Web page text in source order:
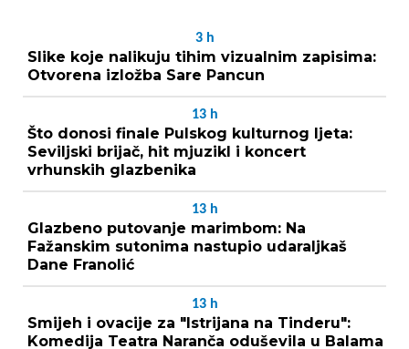
3 h
Slike koje nalikuju tihim vizualnim zapisima:
Otvorena izložba Sare Pancun
13 h
Što donosi finale Pulskog kulturnog ljeta:
Seviljski brijač, hit mjuzikl i koncert
vrhunskih glazbenika
13 h
Glazbeno putovanje marimbom: Na
Fažanskim sutonima nastupio udaraljkaš
Dane Franolić
13 h
Smijeh i ovacije za "Istrijana na Tinderu":
Komedija Teatra Naranča oduševila u Balama